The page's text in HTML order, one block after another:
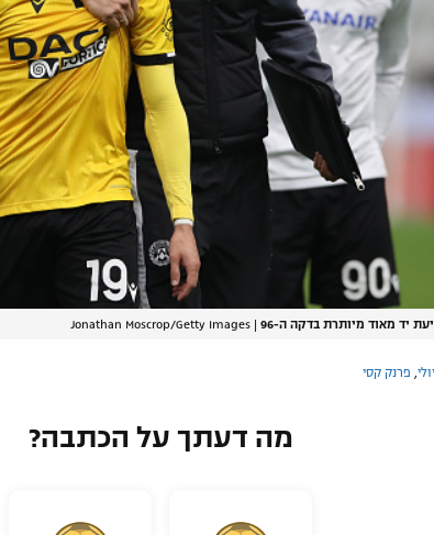
יד מאוד מיותרת בדקה ה-96 |
Jonathan Moscrop/Getty Images
פרנק קסי
מה דעתך על הכתבה?